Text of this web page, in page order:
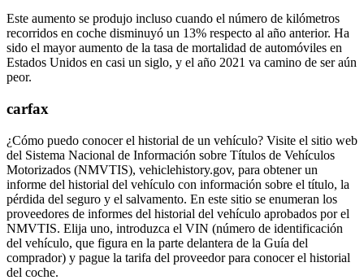
Este aumento se produjo incluso cuando el número de kilómetros
recorridos en coche disminuyó un 13% respecto al año anterior. Ha
sido el mayor aumento de la tasa de mortalidad de automóviles en
Estados Unidos en casi un siglo, y el año 2021 va camino de ser aún
peor.
carfax
¿Cómo puedo conocer el historial de un vehículo? Visite el sitio web
del Sistema Nacional de Información sobre Títulos de Vehículos
Motorizados (NMVTIS), vehiclehistory.gov, para obtener un
informe del historial del vehículo con información sobre el título, la
pérdida del seguro y el salvamento. En este sitio se enumeran los
proveedores de informes del historial del vehículo aprobados por el
NMVTIS. Elija uno, introduzca el VIN (número de identificación
del vehículo, que figura en la parte delantera de la Guía del
comprador) y pague la tarifa del proveedor para conocer el historial
del coche.